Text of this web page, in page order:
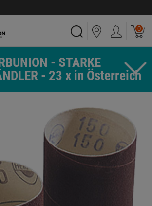
0
- STARKE
- 23 x in Österreich